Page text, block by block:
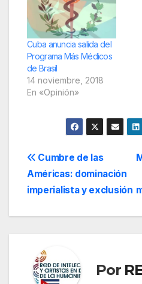
Cuba anuncia salida del
Programa Más Médicos
de Brasil
14 noviembre, 2018
En «Opinión»
Navegación
de
entradas
Cumbre de las
Américas: dominación
imperialista y exclusión
Por